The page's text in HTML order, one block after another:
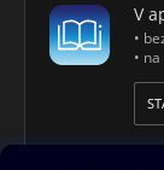
V
•
•